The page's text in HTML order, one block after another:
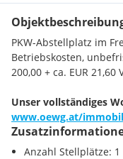
PKW-Abstellplatz im
Betriebskosten,
200,00 + ca. EUR
Unser vollständiges
www.oewg.at/
Anzahl Stellplätze: 1